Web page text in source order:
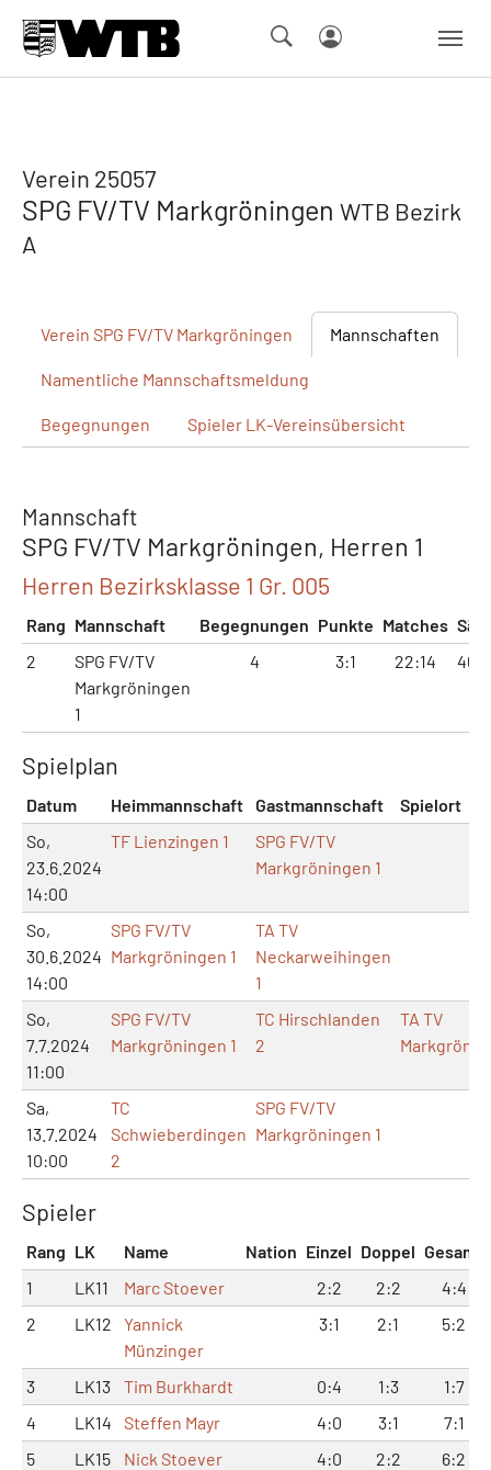
Verein 25057
SPG FV/TV Markgröningen WTB Bezirk
A
Verein SPG FV/TV Markgröningen Mannschaften
Namentliche Mannschaftsmeldung
Begegnungen Spieler LK-Vereinsübersicht
Mannschaft
SPG FV/TV Markgröningen, Herren 1
Herren Bezirksklasse 1 Gr. 005
Rang Mannschaft Begegnungen Punkte Matches
2
SPG FV/TV
Markgröningen
1
4 3:1 22:14
Spielplan
Datum Heimmannschaft Gastmannschaft
Spielort
So,
23.6.2024
14:00
TF Lienzingen 1
SPG FV/TV
Markgröningen 1
So,
30.6.2024
14:00
SPG FV/TV
Markgröningen 1
TA TV
Neckarweihingen
1
So,
7.7.2024
11:00
SPG FV/TV
Markgröningen 1
TC Hirschlanden
2
TA TV
Sa,
13.7.2024
10:00
TC
Schwieberdingen
2
SPG FV/TV
Markgröningen 1
Spieler
Rang LK Name Nation Einzel Doppel Gesamt
1
LK11 Marc Stoever 2:2 2:2
4:4
2
LK12
Yannick
Münzinger
3:1 2:1 5:2
3 LK13 Tim Burkhardt 0:4 1:3
1:7
4
LK14 Steffen Mayr 4:0 3:1
7:1
5
LK15 Nick Stoever 4:0 2:2
6:2